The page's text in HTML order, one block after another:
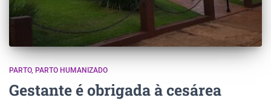
PARTO PARTO HUMANIZADO
Gestante é obrigada à cesárea